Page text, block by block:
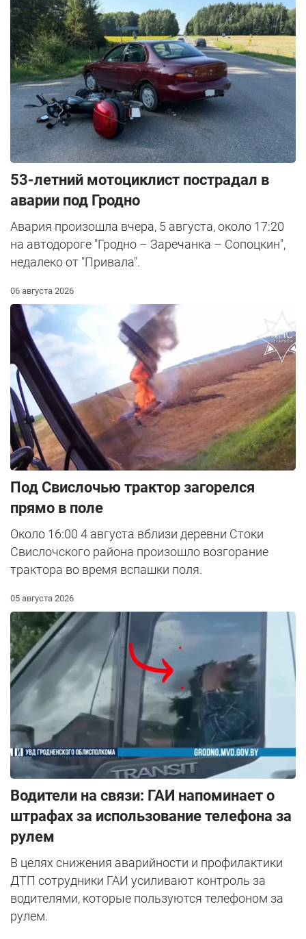
53-летний мотоциклист пострадал в
аварии под Гродно
Авария произошла вчера, 5 августа, около 17:20
на автодороге "Гродно – Заречанка – Сопоцкин",
недалеко от "Привала".
06 августа 2026
Под Свислочью трактор загорелся
прямо в поле
Около 16:00 4 августа вблизи деревни Стоки
Свислочского района произошло возгорание
трактора во время вспашки поля.
05 августа 2026
Водители на связи: ГАИ напоминает о
штрафах за использование телефона за
рулем
В целях снижения аварийности и профилактики
ДТП сотрудники ГАИ усиливают контроль за
водителями, которые пользуются телефоном за
рулем.